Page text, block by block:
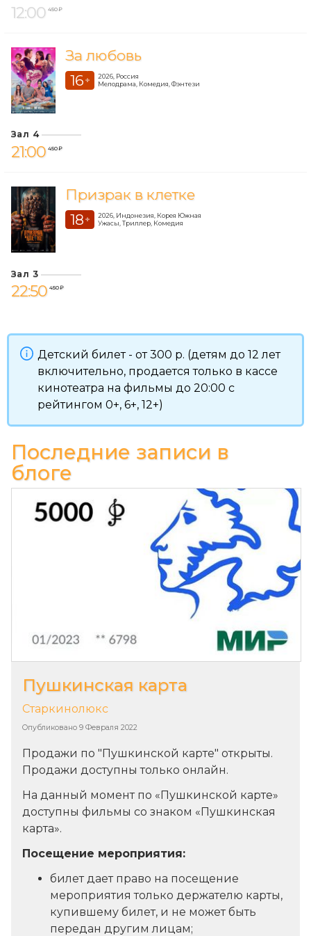
12:00 450 ₽
За любовь
16 +
2026, Россия
Мелодрама, Комедия, Фэнтези
Зал 4
21:00 450 ₽
Призрак в клетке
18 +
2026, Индонезия, Корея Южная
Ужасы, Триллер, Комедия
Зал 3
22:50 450 ₽
Детский билет - от 300 р. (детям до 12 лет
включительно, продается только в кассе
кинотеатра на фильмы до 20:00 с
рейтингом 0+, 6+, 12+)
Последние записи в
блоге
Пушкинская карта
Опубликовано 9 Февраля 2022
Старкинолюкс
Продажи по "Пушкинской карте" открыты.
Продажи доступны только онлайн.
На данный момент по «Пушкинской карте»
доступны фильмы со знаком «Пушкинская
карта».
Посещение мероприятия:
билет дает право на посещение
мероприятия только держателю карты,
купившему билет, и не может быть
передан другим лицам;